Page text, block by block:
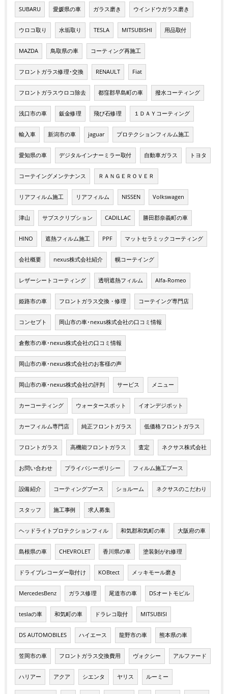
SUBARU 愛媛県の車 ガラス磨き ウインドウガラス磨き
ウロコ取り 水垢取り TESLA MITSUBISHI 用品取付
MAZDA 鳥取県の車 コーティング再施工
フロントガラス修理･交換 RENAULT Fiat
フロントガラスウロコ除去 都窪郡早島町の車 撥水コーティング
浅口市の車 鈑金修理 飛び石修理 １ＤＡＹコーティング
輸入車 新潟市の車 jaguar プロテクションフィルム施工
愛知県の車 デジタルインナーミラー取付 自動車ガラス トヨタ
コーテイングメンテナンス ＲＡＮＧＥＲＯＶＥＲ
リアフィルム施工 リアフィルム NISSEN Volkswagen
津山 サブスクリプション CADILLAC 勝田郡奈義町の車
HINO 遮熱フィルム施工 PPF マットセラミックコーティング
会社概要 nexus株式会社紹介 幌コーテイング
レザーシートコーティング 透明遮熱フィルム Alfa-Romeo
姫路市の車 フロントガラス交換・修理 コーテイング専門店
コンセプト 岡山市の車･nexus株式会社の口コミ情報
倉敷市の車･nexus株式会社の口コミ情報
岡山市の車･nexus株式会社のお客様の声
岡山市の車･nexus株式会社の評判 サービス メニュー
カーコーティング ウォータースポット イオンデジポット
カーフィルム専門店 純正フロントガラス 低価格フロントガラス
フロントガラス 高機能フロントガラス 査定 ネクサス株式会社
お問い合わせ プライバシーポリシー フィルム施工ブース
設備紹介 コーティングブース ショルーム ネクサスのこだわり
スタッフ 施工事例 求人募集
ヘッドライトプロテクションフィル 和気郡和気町の車 大阪府の車
島根県の車 CHEVROLET 香川県の車 塗装剝がれ修理
ドライブレコーダー取付け KOBtect メッキモール磨き
MercedesBenz ガラス修理 尾道市の車 DSオートモビル
teslaの車 和気町の車 ドラレコ取付 MITSUBISI
DS AUTOMOBILES ハイエース 龍野市の車 熊本県の車
笠岡市の車 フロントガラス交換費用 ヴォクシー アルファード
ハリアー アクア シエンタ ヤリス ルーミー